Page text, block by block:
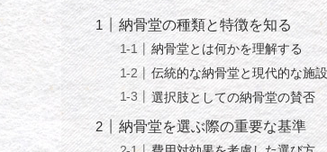
納骨堂の種類と特徴を知る
納骨堂とは何かを理解する
伝統的な納骨堂と現代的な施
選択肢としての納骨堂の賛否
納骨堂を選ぶ際の重要な基準